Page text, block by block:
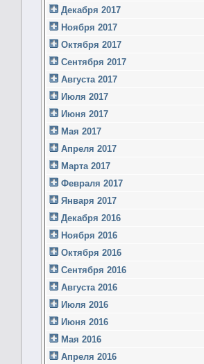
Декабря 2017
Ноября 2017
Октября 2017
Сентября 2017
Августа 2017
Июля 2017
Июня 2017
Мая 2017
Апреля 2017
Марта 2017
Февраля 2017
Января 2017
Декабря 2016
Ноября 2016
Октября 2016
Сентября 2016
Августа 2016
Июля 2016
Июня 2016
Мая 2016
Апреля 2016